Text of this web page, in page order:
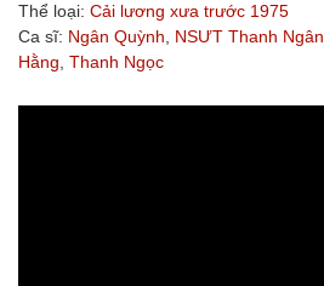
Thể loại: Cải lương xưa trước 1975
Ca sĩ: Ngân Quỳnh NSƯT Thanh Ngân
Hằng Thanh Ngọc